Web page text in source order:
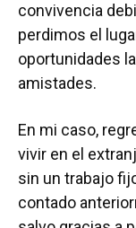
convivencia
perdimos el
oportunidades
amistades.
En mi caso,
vivir en el
sin un trabajo
contado